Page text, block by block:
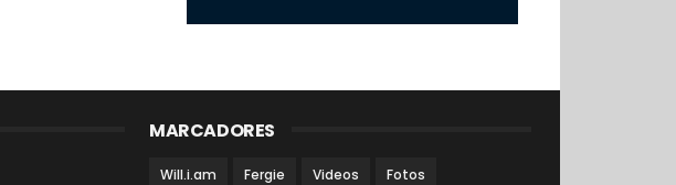
MARCADORES
Will.i.am Fergie Videos Fotos